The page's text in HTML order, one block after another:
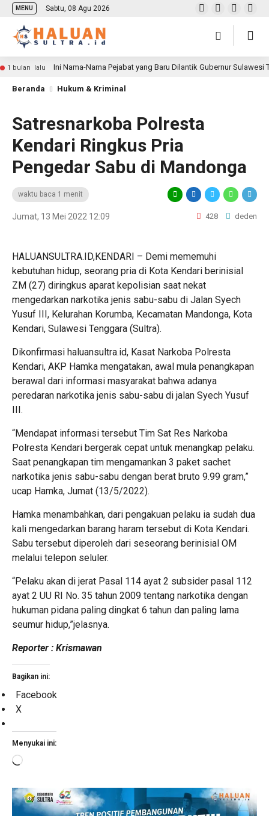
MENU Sabtu, 08 Agu 2026
1 bulan lalu Ini Nama-Nama Pejabat yang Baru Dilantik Gubernur Sulawesi
Beranda Hukum & Kriminal
Satresnarkoba Polresta
Kendari Ringkus Pria
Pengedar Sabu di Mandonga
waktu baca 1 menit
Jumat, 13 Mei 2022 12:09 428 deden
HALUANSULTRA.ID,KENDARI – Demi mememuhi
kebutuhan hidup, seorang pria di Kota Kendari berinisial
ZM (27) diringkus aparat kepolisian saat nekat
mengedarkan narkotika jenis sabu-sabu di Jalan Syech
Yusuf III, Kelurahan Korumba, Kecamatan Mandonga, Kota
Kendari, Sulawesi Tenggara (Sultra).
Dikonfirmasi haluansultra.id, Kasat Narkoba Polresta
Kendari, AKP Hamka mengatakan, awal mula penangkapan
berawal dari informasi masyarakat bahwa adanya
peredaran narkotika jenis sabu-sabu di jalan Syech Yusuf
III.
“Mendapat informasi tersebut Tim Sat Res Narkoba
Polresta Kendari bergerak cepat untuk menangkap pelaku.
Saat penangkapan tim mengamankan 3 paket sachet
narkotika jenis sabu-sabu dengan berat bruto 9.99 gram,”
ucap Hamka, Jumat (13/5/2022).
Hamka menambahkan, dari pengakuan pelaku ia sudah dua
kali mengedarkan barang haram tersebut di Kota Kendari.
Sabu tersebut diperoleh dari seseorang berinisial OM
melalui telepon seluler.
“Pelaku akan di jerat Pasal 114 ayat 2 subsider pasal 112
ayat 2 UU RI No. 35 tahun 2009 tentang narkotika dengan
hukuman pidana paling dingkat 6 tahun dan paling lama
seumur hidup,”jelasnya.
Reporter : Krismawan
Bagikan ini:
Facebook
X
Menyukai ini:
Memuat...